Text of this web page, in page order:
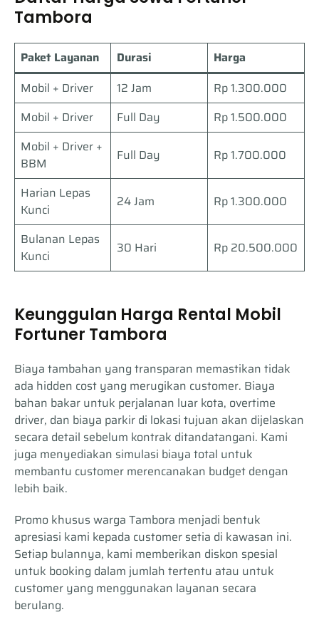
Tambora
Paket Layanan Durasi
Harga
Mobil + Driver
12 Jam
Rp 1.300.000
Mobil + Driver
Full Day
Rp 1.500.000
Mobil + Driver +
BBM
Full Day Rp 1.700.000
Harian Lepas
Kunci
24 Jam Rp 1.300.000
Bulanan Lepas
Kunci
30 Hari Rp 20.500.000
Keunggulan Harga Rental Mobil
Fortuner Tambora
Biaya tambahan yang transparan memastikan tidak
ada hidden cost yang merugikan customer. Biaya
bahan bakar untuk perjalanan luar kota, overtime
driver, dan biaya parkir di lokasi tujuan akan dijelaskan
secara detail sebelum kontrak ditandatangani. Kami
juga menyediakan simulasi biaya total untuk
membantu customer merencanakan budget dengan
lebih baik.
Promo khusus warga Tambora menjadi bentuk
apresiasi kami kepada customer setia di kawasan ini.
Setiap bulannya, kami memberikan diskon spesial
untuk booking dalam jumlah tertentu atau untuk
customer yang menggunakan layanan secara
berulang.